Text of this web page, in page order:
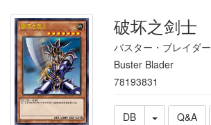
破坏之剑士
バスター・ブレイダー
Buster Blader
78193831
DB Q&A